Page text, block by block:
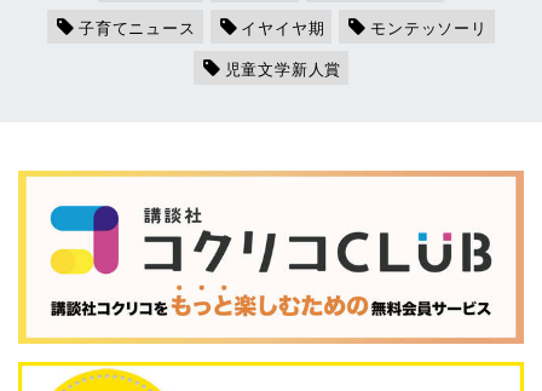
子育てニュース
イヤイヤ期
モンテッソーリ
児童文学新人賞